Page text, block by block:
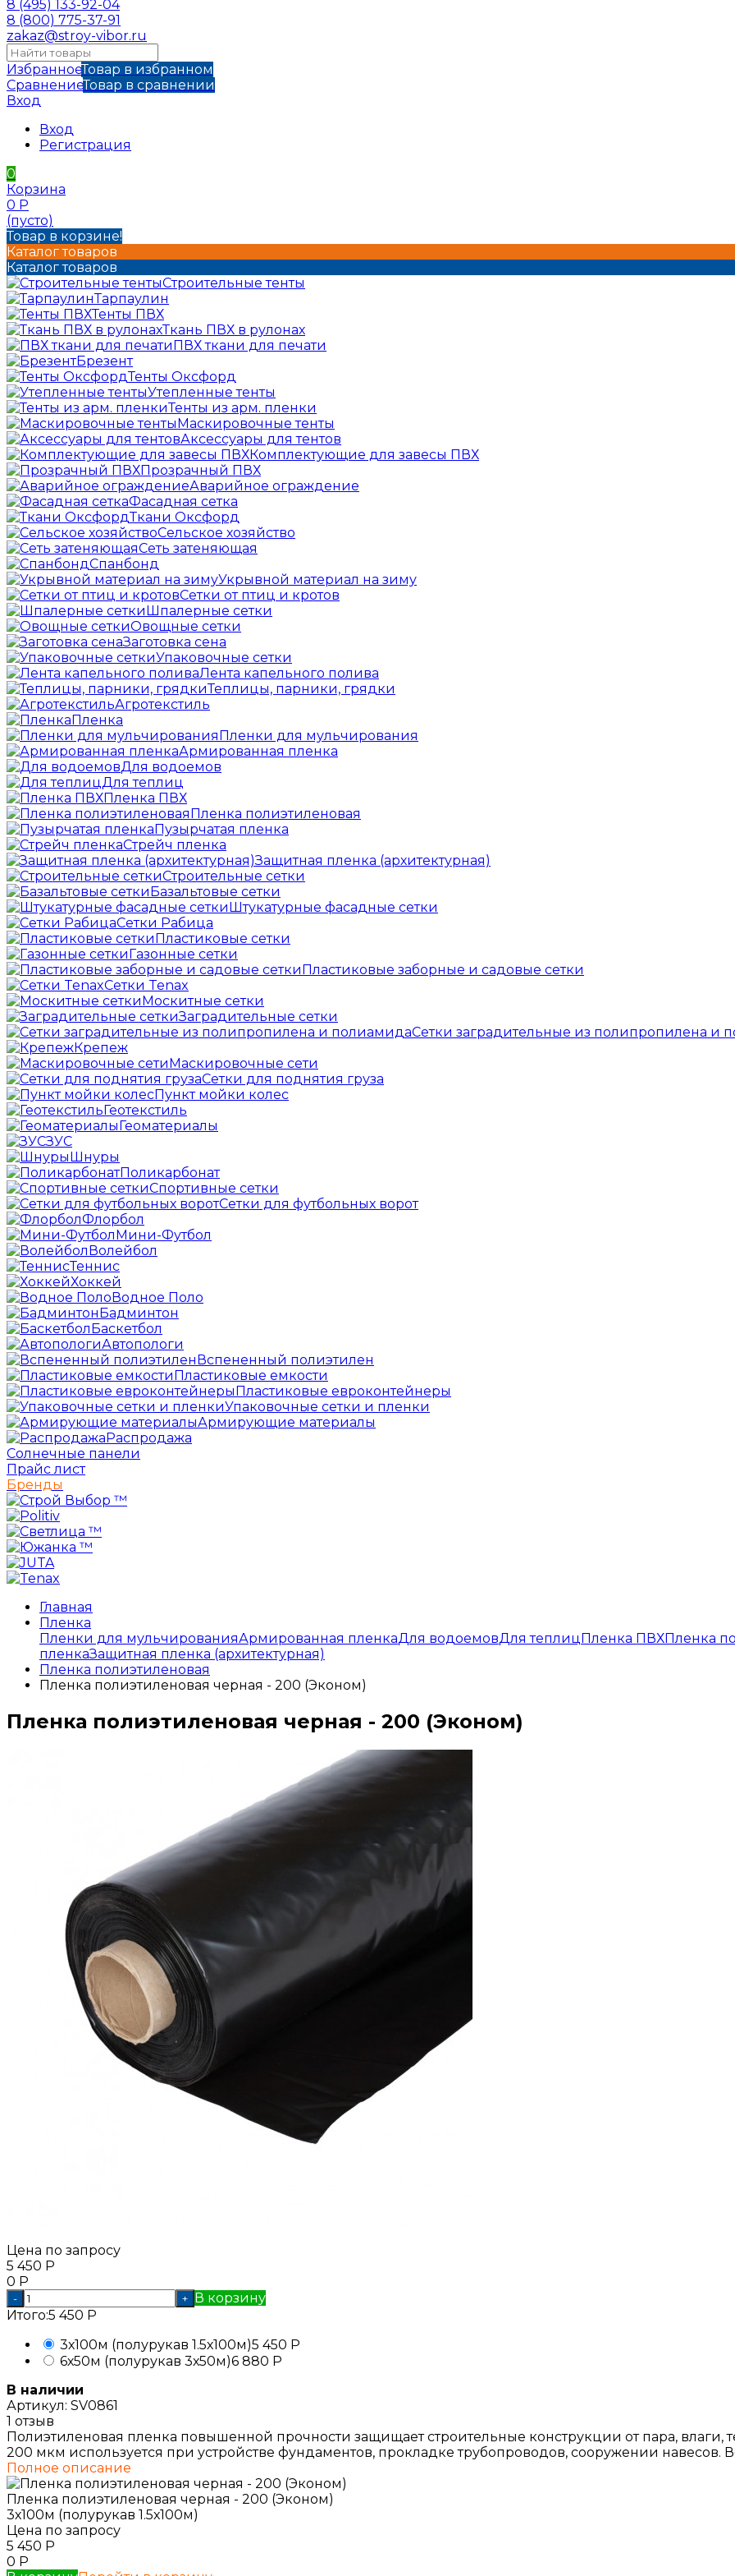
8 (495) 133-92-04
8 (800) 775-37-91
zakaz@stroy-vibor.ru
ИзбранноеТовар в избранном
СравнениеТовар в сравнении
Вход
Вход
Регистрация
0
Корзина
0 Р
(пусто)
Товар в корзине!
Каталог товаров
Каталог товаров
Строительные тенты
Тарпаулин
Тенты ПВХ
Ткань ПВХ в рулонах
ПВХ ткани для печати
Брезент
Тенты Оксфорд
Утепленные тенты
Тенты из арм. пленки
Маскировочные тенты
Аксессуары для тентов
Комплектующие для завесы ПВХ
Прозрачный ПВХ
Аварийное ограждение
Фасадная сетка
Ткани Оксфорд
Сельское хозяйство
Сеть затеняющая
Спанбонд
Укрывной материал на зиму
Сетки от птиц и кротов
Шпалерные сетки
Овощные сетки
Заготовка сена
Упаковочные сетки
Лента капельного полива
Теплицы, парники, грядки
Агротекстиль
Пленка
Пленки для мульчирования
Армированная пленка
Для водоемов
Для теплиц
Пленка ПВХ
Пленка полиэтиленовая
Пузырчатая пленка
Cтрейч пленка
Защитная пленка (архитектурная)
Строительные сетки
Базальтовые сетки
Штукатурные фасадные сетки
Сетки Рабица
Пластиковые сетки
Газонные сетки
Пластиковые заборные и садовые сетки
Сетки Tenax
Москитные сетки
Заградительные сетки
Сетки заградительные из полипропилена и
Крепеж
Маскировочные сети
Сетки для поднятия груза
Пункт мойки колес
Геотекстиль
Геоматериалы
ЗУС
Шнуры
Поликарбонат
Спортивные сетки
Сетки для футбольных ворот
Флорбол
Мини-Футбол
Волейбол
Теннис
Хоккей
Водное Поло
Бадминтон
Баскетбол
Автопологи
Вспененный полиэтилен
Пластиковые емкости
Пластиковые евроконтейнеры
Упаковочные сетки и пленки
Армирующие материалы
Распродажа
Солнечные панели
Прайс лист
Бренды
Главная
Пленка
Пленки для мульчированияАрмированная пленкаДля водоемовДля теплицПленка ПВХПленка
пленкаЗащитная пленка (архитектурная)
Пленка полиэтиленовая
Пленка полиэтиленовая черная - 200 (Эконом)
Пленка полиэтиленовая черная - 200 (Эконом)
Цена по запросу
5 450 Р
0 Р
- + В корзину
Итого:5 450 Р
3х100м (полурукав 1.5х100м)5 450 Р
6х50м (полурукав 3х50м)6 880 Р
В наличии
Артикул: SV0861
1 отзыв
Полиэтиленовая пленка повышенной прочности защищает строительные конструкции от пара, влаги,
200 мкм используется при устройстве фундаментов, прокладке трубопроводов, сооружении навесов.
Полное описание
Пленка полиэтиленовая черная - 200 (Эконом)
3х100м (полурукав 1.5х100м)
Цена по запросу
5 450 Р
0 Р